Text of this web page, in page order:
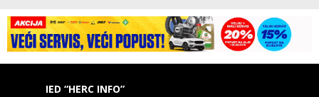
IED “HERC INFO”